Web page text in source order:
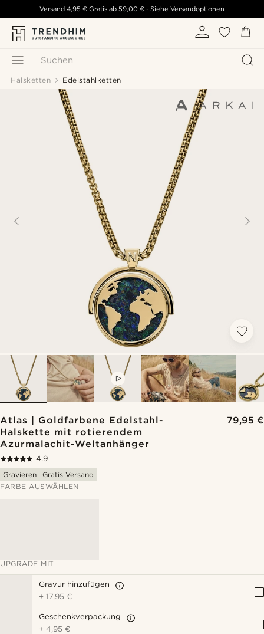
Suchen
Versand 4,95 € Gratis ab 59,00 € - Siehe Versandoptionen
Halsketten Edelstahlketten
Atlas | Goldfarbene Edelstahl-
Halskette mit rotierendem
Azurmalachit-Weltanhänger
79,95 €
4.9
Gravieren
Gratis Versand
FARBE AUSWÄHLEN
UPGRADE MIT
Gravur hinzufügen
+17,95 €
Geschenkverpackung
+4,95 €